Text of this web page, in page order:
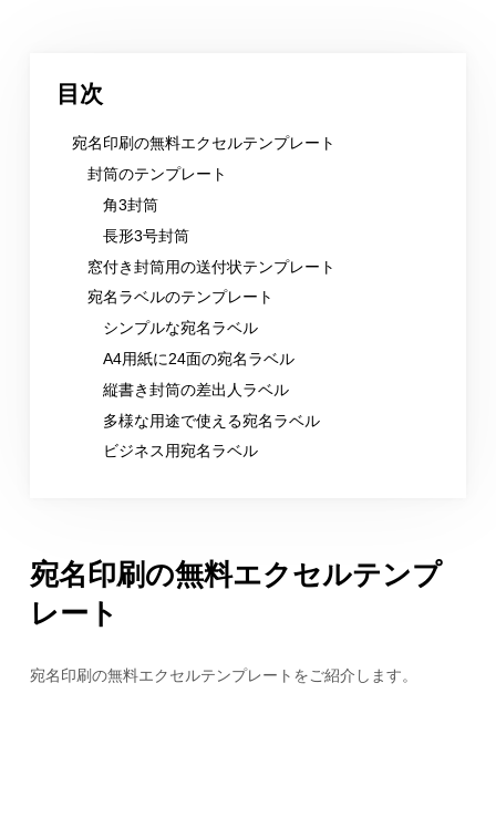
目次
宛名印刷の無料エクセルテンプレート
封筒のテンプレート
角3封筒
長形3号封筒
窓付き封筒用の送付状テンプレート
宛名ラベルのテンプレート
シンプルな宛名ラベル
A4用紙に24面の宛名ラベル
縦書き封筒の差出人ラベル
多様な用途で使える宛名ラベル
ビジネス用宛名ラベル
宛名印刷の無料エクセルテンプ
レート
宛名印刷の無料エクセルテンプレートをご紹介します。